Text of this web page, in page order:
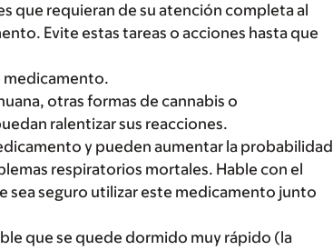
que requieran de su atención completa al
Evite estas tareas o acciones hasta que
medicamento.
otras formas de cannabis o
ralentizar sus reacciones.
y pueden aumentar la probabilidad
respiratorios mortales. Hable con el
sea seguro utilizar este medicamento junto
que se quede dormido muy rápido (la